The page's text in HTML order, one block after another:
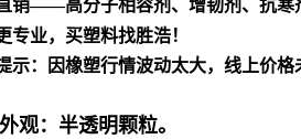
销——高分子相容剂、增韧剂、抗
专业，买塑料找胜浩！
示：因橡塑行情波动太大，线上价
观： 半透明颗粒。